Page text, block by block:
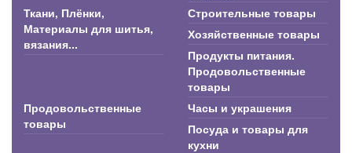
Ткани, Плёнки,
Материалы для шитья,
вязания...
Строительные товары
Хозяйственные товары
Продукты питания.
Продовольственные
товары
Продовольственные
товары
Часы и украшения
Посуда и товары для
кухни